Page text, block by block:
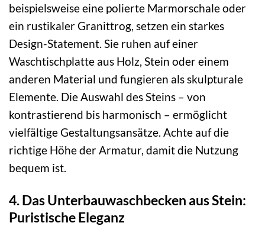
beispielsweise eine polierte Marmorschale oder
ein rustikaler Granittrog, setzen ein starkes
Design-Statement. Sie ruhen auf einer
Waschtischplatte aus Holz, Stein oder einem
anderen Material und fungieren als skulpturale
Elemente. Die Auswahl des Steins – von
kontrastierend bis harmonisch – ermöglicht
vielfältige Gestaltungsansätze. Achte auf die
richtige Höhe der Armatur, damit die Nutzung
bequem ist.
4. Das Unterbauwaschbecken aus Stein:
Puristische Eleganz